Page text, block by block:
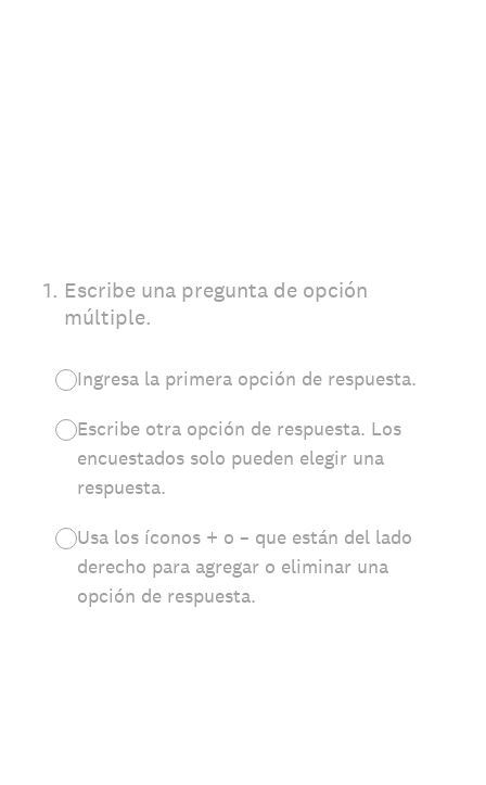
1. Escribe una pregunta de opción
múltiple.
Ingresa la primera opción de respuesta.
Escribe otra opción de respuesta. Los
encuestados solo pueden elegir una
respuesta.
Usa los íconos + o – que están del lado
derecho para agregar o eliminar una
opción de respuesta.